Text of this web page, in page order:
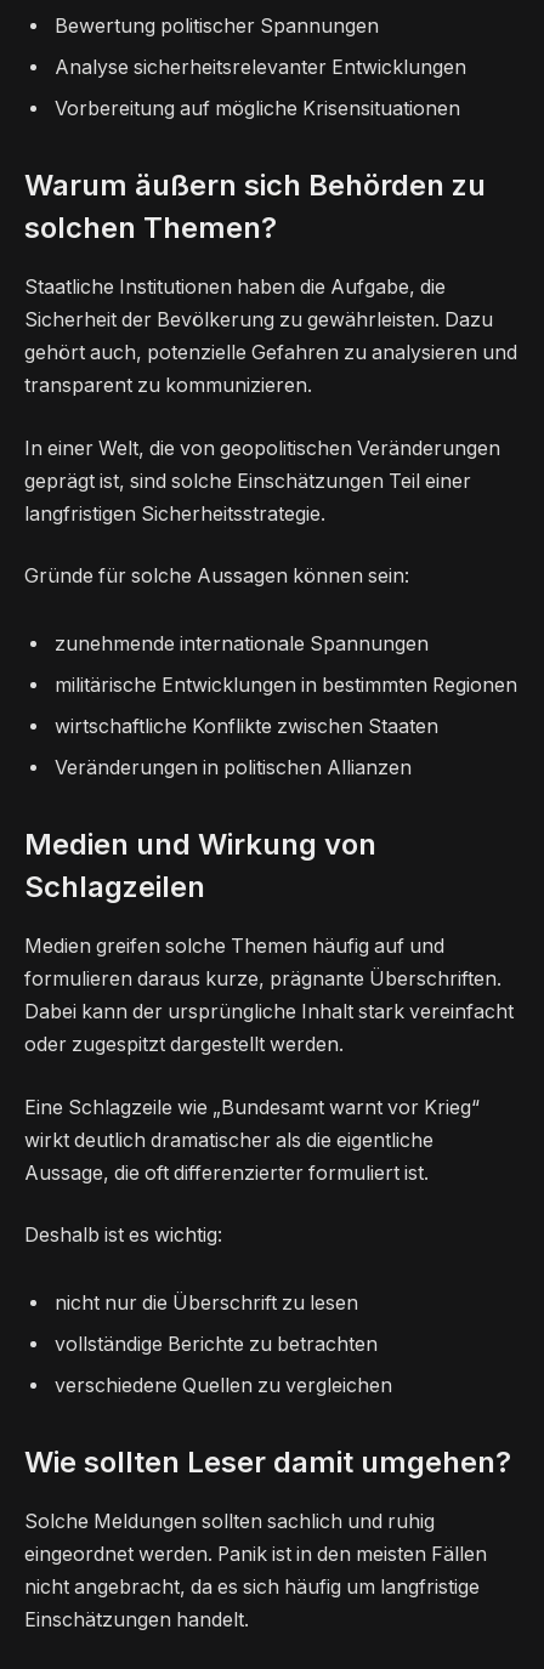
Bewertung politischer Spannungen
Analyse sicherheitsrelevanter Entwicklungen
Vorbereitung auf mögliche Krisensituationen
Warum äußern sich Behörden zu
solchen Themen?
Staatliche Institutionen haben die Aufgabe, die
Sicherheit der Bevölkerung zu gewährleisten. Dazu
gehört auch, potenzielle Gefahren zu analysieren und
transparent zu kommunizieren.
In einer Welt, die von geopolitischen Veränderungen
geprägt ist, sind solche Einschätzungen Teil einer
langfristigen Sicherheitsstrategie.
Gründe für solche Aussagen können sein:
zunehmende internationale Spannungen
militärische Entwicklungen in bestimmten Regionen
wirtschaftliche Konflikte zwischen Staaten
Veränderungen in politischen Allianzen
Medien und Wirkung von
Schlagzeilen
Medien greifen solche Themen häufig auf und
formulieren daraus kurze, prägnante Überschriften.
Dabei kann der ursprüngliche Inhalt stark vereinfacht
oder zugespitzt dargestellt werden.
Eine Schlagzeile wie „Bundesamt warnt vor Krieg“
wirkt deutlich dramatischer als die eigentliche
Aussage, die oft differenzierter formuliert ist.
Deshalb ist es wichtig:
nicht nur die Überschrift zu lesen
vollständige Berichte zu betrachten
verschiedene Quellen zu vergleichen
Wie sollten Leser damit umgehen?
Solche Meldungen sollten sachlich und ruhig
eingeordnet werden. Panik ist in den meisten Fällen
nicht angebracht, da es sich häufig um langfristige
Einschätzungen handelt.